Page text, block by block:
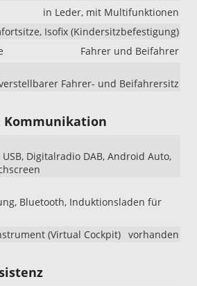
in Leder, mit Multifunktionen
Isofix (Kindersitzbefestigung)
Fahrer und Beifahrer
Fahrer- und Beifahrersitz
Digitalradio DAB, Android Auto,
Bluetooth, Induktionsladen für
(Virtual Cockpit) vorhanden